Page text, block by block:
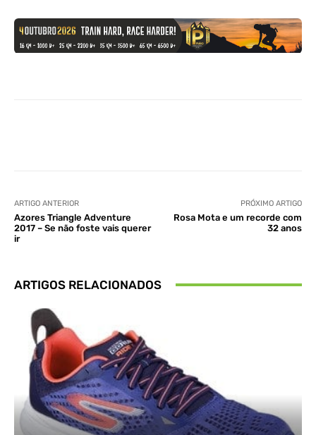
ARTIGO ANTERIOR
Azores Triangle Adventure
2017 – Se não foste vais querer
ir
PRÓXIMO ARTIGO
Rosa Mota e um recorde com
32 anos
ARTIGOS RELACIONADOS